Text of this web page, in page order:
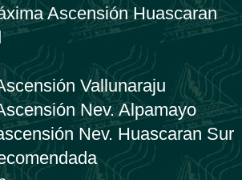
Ascensión
Vallunaraju
Nev. Alpamayo
Nev. Huascaran Sur